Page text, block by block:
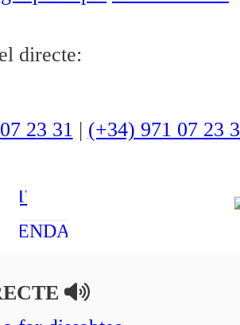
directe:
23 31 | (+34) 971 07 23
AGENDA